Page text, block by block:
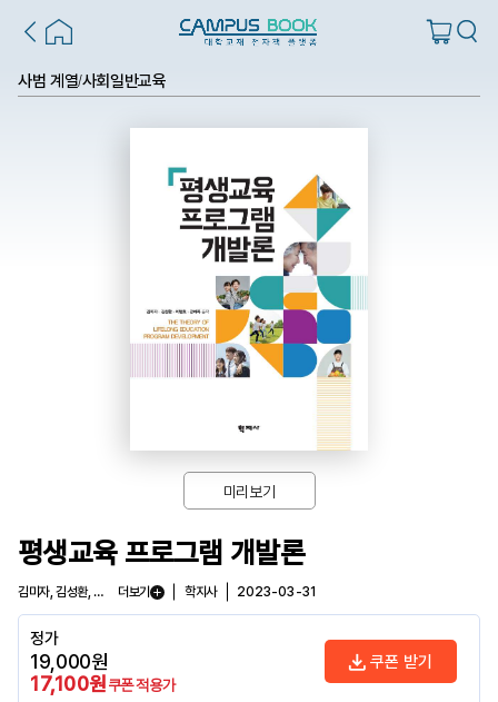
사범 계열/사회일반교육
미리보기
평생교육 프로그램 개발론
김미자, 김성환, 이병호, 강혜옥 더보기 학지사 2023-03-31
정가
19,000원
17,100원쿠폰 적용가
쿠폰 받기